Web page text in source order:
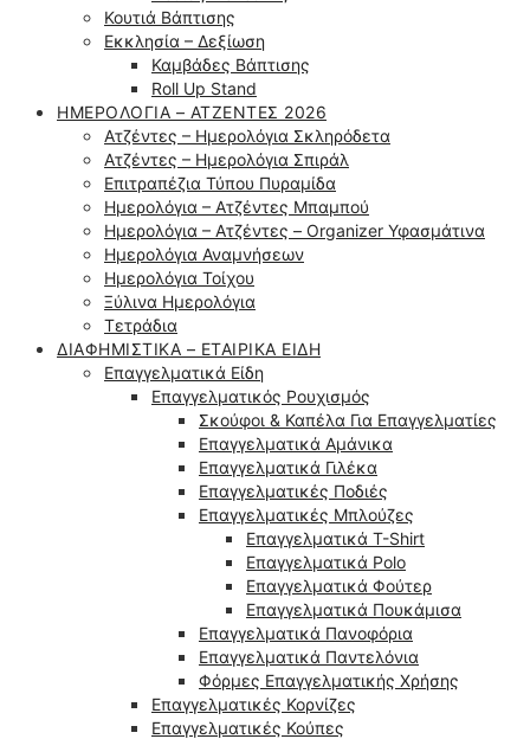
Κουτιά Βάπτισης
Εκκλησία – Δεξίωση
Καμβάδες Βάπτισης
Roll Up Stand
ΗΜΕΡΟΛΌΓΙΑ – ΑΤΖΈΝΤΕΣ 2026
Ατζέντες – Ημερολόγια Σκληρόδετα
Ατζέντες – Ημερολόγια Σπιράλ
Επιτραπέζια Τύπου Πυραμίδα
Ημερολόγια – Ατζέντες Μπαμπού
Ημερολόγια – Ατζέντες – Organizer Υφασμάτινα
Ημερολόγια Αναμνήσεων
Ημερολόγια Τοίχου
Ξύλινα Ημερολόγια
Τετράδια
ΔΙΑΦΗΜΙΣΤΙΚΆ – ΕΤΑΙΡΙΚΆ ΕΊΔΗ
Επαγγελματικά Είδη
Επαγγελματικός Ρουχισμός
Σκούφοι & Καπέλα Για Επαγγελματίες
Επαγγελματικά Αμάνικα
Επαγγελματικά Γιλέκα
Επαγγελματικές Ποδιές
Επαγγελματικές Μπλούζες
Επαγγελματικά T-Shirt
Επαγγελματικά Polo
Επαγγελματικά Φούτερ
Επαγγελματικά Πουκάμισα
Επαγγελματικά Πανοφόρια
Επαγγελματικά Παντελόνια
Φόρμες Επαγγελματικής Χρήσης
Επαγγελματικές Κορνίζες
Επαγγελματικές Κούπες